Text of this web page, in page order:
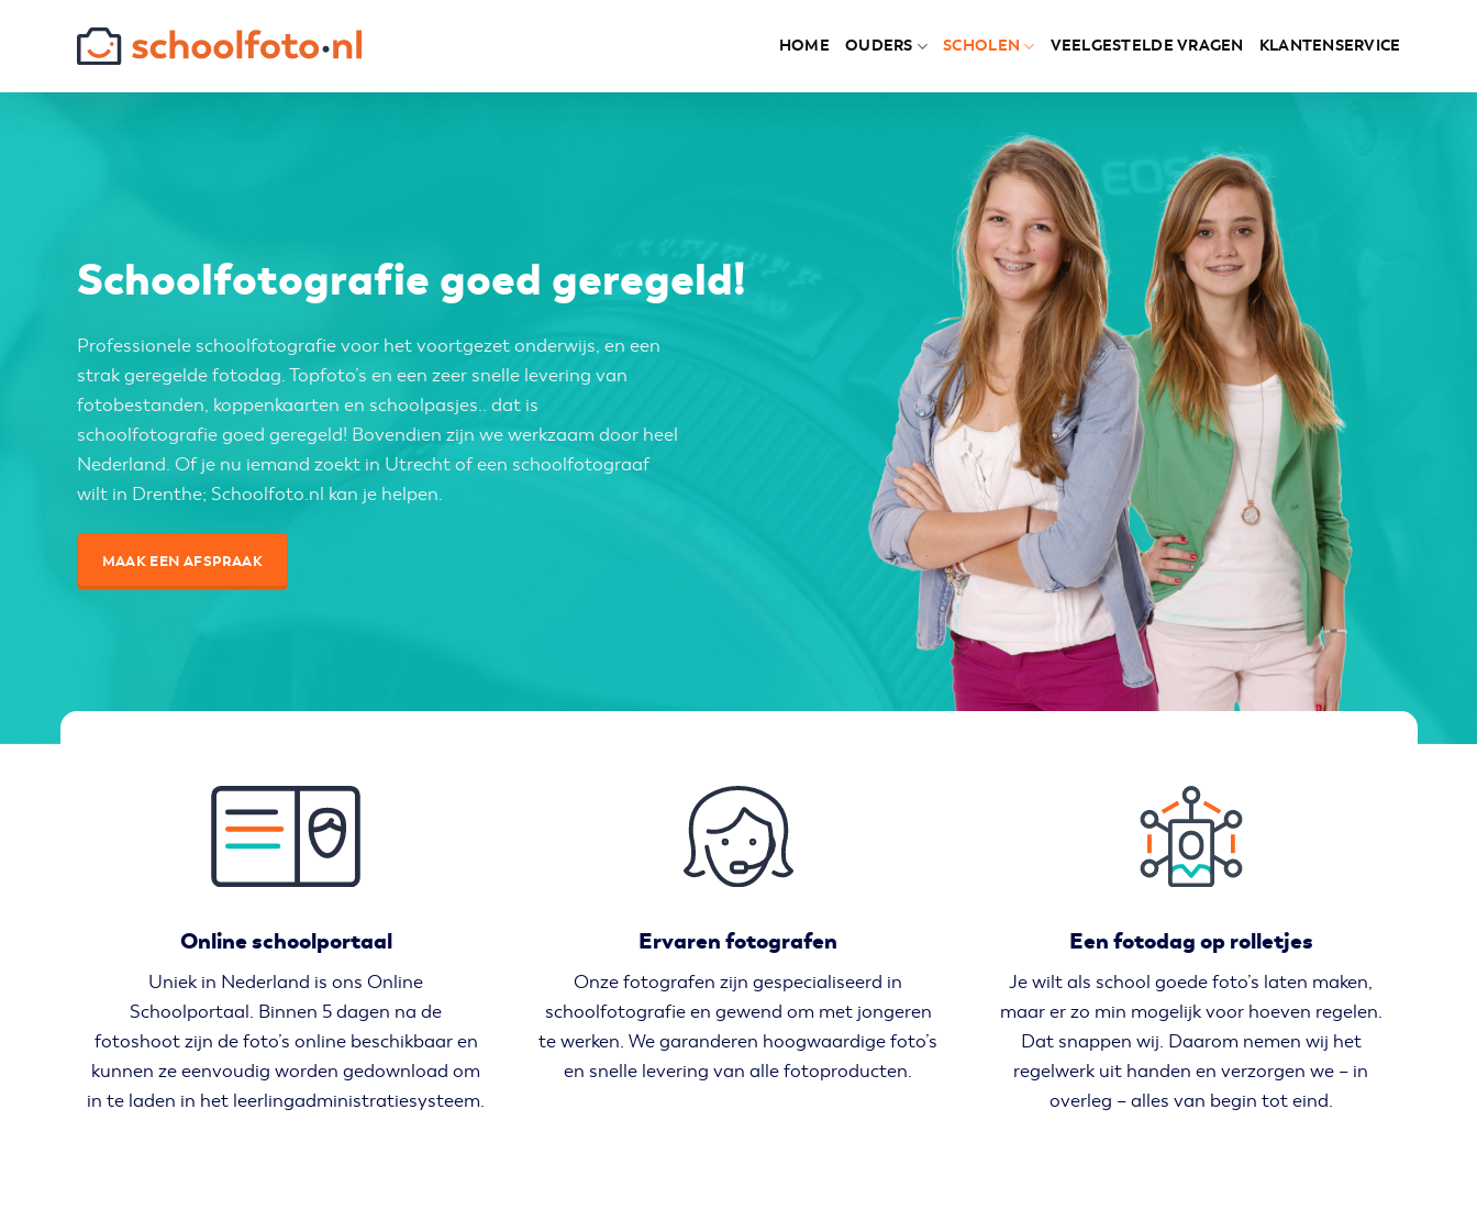
HOME OUDERS SCHOLEN VEELGESTELDE VRAGEN KLANTENSERVICE
Schoolfotografie goed geregeld!
Professionele schoolfotografie voor het voortgezet onderwijs, en een
strak geregelde fotodag. Topfoto’s en een zeer snelle levering van
fotobestanden, koppenkaarten en schoolpasjes.. dat is
schoolfotografie goed geregeld! Bovendien zijn we werkzaam door heel
Nederland. Of je nu iemand zoekt in Utrecht of een schoolfotograaf
wilt in Drenthe; Schoolfoto.nl kan je helpen.
MAAK EEN AFSPRAAK
Online schoolportaal
Uniek in Nederland is ons Online
Schoolportaal. Binnen 5 dagen na de
fotoshoot zijn de foto’s online beschikbaar en
kunnen ze eenvoudig worden gedownload om
in te laden in het leerlingadministratiesysteem.
Ervaren fotografen
Onze fotografen zijn gespecialiseerd in
schoolfotografie en gewend om met jongeren
te werken. We garanderen hoogwaardige foto’s
en snelle levering van alle fotoproducten.
Een fotodag op rolletjes
Je wilt als school goede foto’s laten maken,
maar er zo min mogelijk voor hoeven regelen.
Dat snappen wij. Daarom nemen wij het
regelwerk uit handen en verzorgen we – in
overleg – alles van begin tot eind.